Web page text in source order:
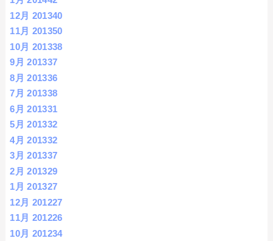
12月 201340
11月 201350
10月 201338
9月 201337
8月 201336
7月 201338
6月 201331
5月 201332
4月 201332
3月 201337
2月 201329
1月 201327
12月 201227
11月 201226
10月 201234